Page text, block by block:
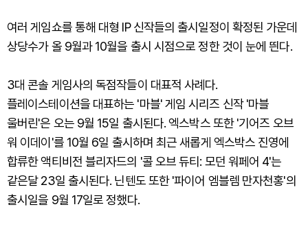
여러 게임쇼를 통해 대형 IP 신작들의 출시일정이 확정된 가운데
상당수가 올 9월과 10월을 출시 시점으로 정한 것이 눈에 띈다.
3대 콘솔 게임사의 독점작들이 대표적 사례다.
플레이스테이션을 대표하는 '마블' 게임 시리즈 신작 '마블
울버린'은 오는 9월 15일 출시된다. 엑스박스 또한 '기어즈 오브
워 이데이'를 10월 6일 출시하며 최근 새롭게 엑스박스 진영에
합류한 액티비전 블리자드의 '콜 오브 듀티: 모던 워페어 4'는
같은달 23일 출시된다. 닌텐도 또한 '파이어 엠블렘 만자천홍'의
출시일을 9월 17일로 정했다.